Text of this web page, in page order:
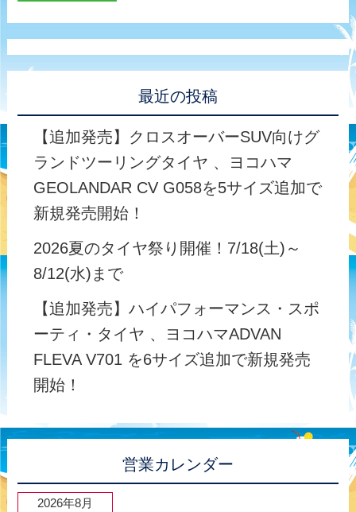
最近の投稿
【追加発売】クロスオーバーSUV向けグ
ランドツーリングタイヤ 、ヨコハマ
GEOLANDAR CV G058を5サイズ追加で
新規発売開始！
2026夏のタイヤ祭り開催！7/18(土)～
8/12(水)まで
【追加発売】ハイパフォーマンス・スポ
ーティ・タイヤ 、ヨコハマADVAN
FLEVA V701 を6サイズ追加で新規発売
開始！
営業カレンダー
2026年8月